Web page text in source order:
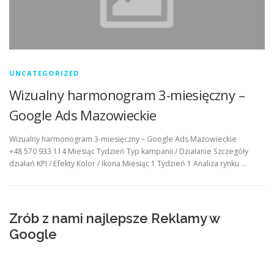
UNCATEGORIZED
Wizualny harmonogram 3-miesięczny –
Google Ads Mazowieckie
Wizualny harmonogram 3-miesięczny – Google Ads Mazowieckie
+48 570 933 114 Miesiąc Tydzień Typ kampanii / Działanie Szczegóły
działań KPI / Efekty Kolor / Ikona Miesiąc 1 Tydzień 1 Analiza rynku …
Zrób z nami najlepsze Reklamy w
Google